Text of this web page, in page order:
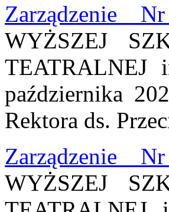
Zarządzenie
WYŻSZEJ
października
Rektora ds.
Zarządzenie
WYŻSZEJ